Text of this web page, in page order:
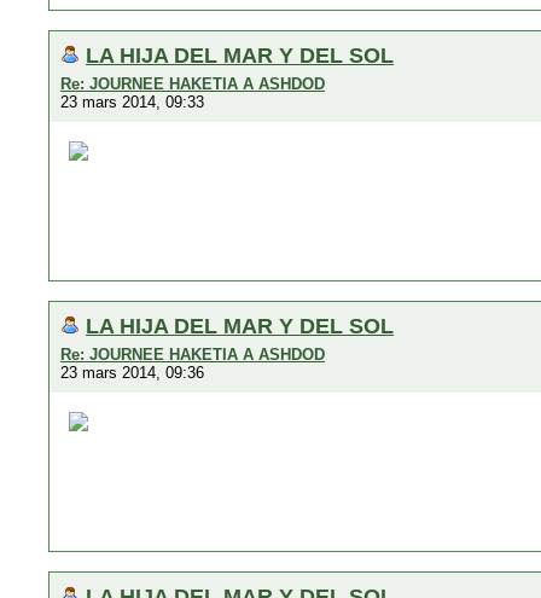
LA HIJA DEL MAR Y DEL SOL
Re: JOURNEE HAKETIA A ASHDOD
23 mars 2014, 09:33
LA HIJA DEL MAR Y DEL SOL
Re: JOURNEE HAKETIA A ASHDOD
23 mars 2014, 09:36